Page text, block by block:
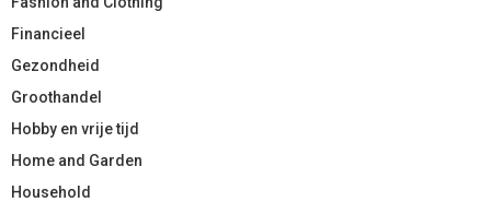
Financieel
Gezondheid
Groothandel
Hobby en vrije tijd
Home and Garden
Household